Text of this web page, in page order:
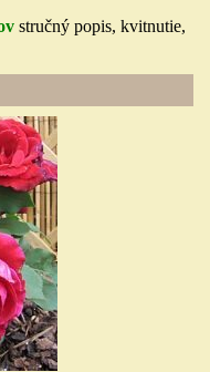
stručný popis, kvitnutie,